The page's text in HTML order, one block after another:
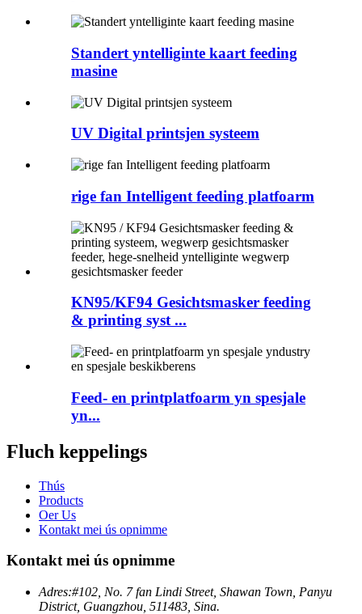
Standert yntelliginte kaart feeding
masine
UV Digital printsjen systeem
rige fan Intelligent feeding platfoarm
KN95/KF94 Gesichtsmasker feeding
& printing syst ...
Feed- en printplatfoarm yn spesjale
yn...
Fluch keppelings
Thús
Products
Oer Us
Kontakt mei ús opnimme
Kontakt mei ús opnimme
Adres:#102, No. 7 fan Lindi Street, Shawan Town, Panyu
District, Guangzhou, 511483, Sina.